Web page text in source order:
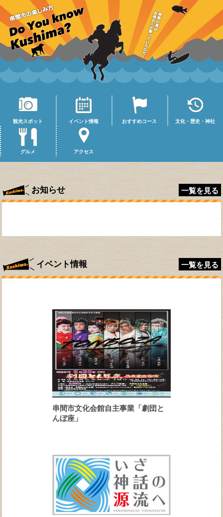
観光スポット イベント情報 おすすめコース 文化・歴史・神社
グルメ アクセス
お知らせ 一覧を見る
イベント情報 一覧を見る
串間市文化会館自主事業「劇団と
んぼ座」